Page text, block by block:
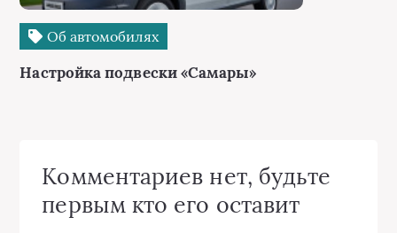
Об автомобилях
Настройка подвески «Самары»
Комментариев нет, будьте
первым кто его оставит